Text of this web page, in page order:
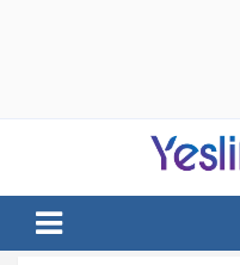
notizie di intrattenimento